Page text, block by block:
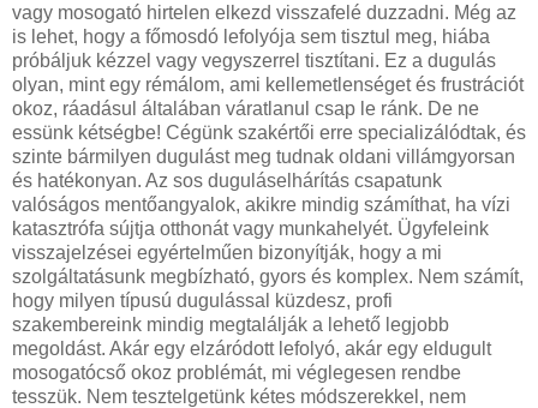
vagy mosogató hirtelen elkezd visszafelé duzzadni. Még az
is lehet, hogy a főmosdó lefolyója sem tisztul meg, hiába
próbáljuk kézzel vagy vegyszerrel tisztítani. Ez a dugulás
olyan, mint egy rémálom, ami kellemetlenséget és frustrációt
okoz, ráadásul általában váratlanul csap le ránk. De ne
essünk kétségbe! Cégünk szakértői erre specializálódtak, és
szinte bármilyen dugulást meg tudnak oldani villámgyorsan
és hatékonyan. Az sos duguláselhárítás csapatunk
valóságos mentőangyalok, akikre mindig számíthat, ha vízi
katasztrófa sújtja otthonát vagy munkahelyét. Ügyfeleink
visszajelzései egyértelműen bizonyítják, hogy a mi
szolgáltatásunk megbízható, gyors és komplex. Nem számít,
hogy milyen típusú dugulással küzdesz, profi
szakembereink mindig megtalálják a lehető legjobb
megoldást. Akár egy elzáródott lefolyó, akár egy eldugult
mosogatócső okoz problémát, mi véglegesen rendbe
tesszük. Nem tesztelgetünk kétes módszerekkel, nem